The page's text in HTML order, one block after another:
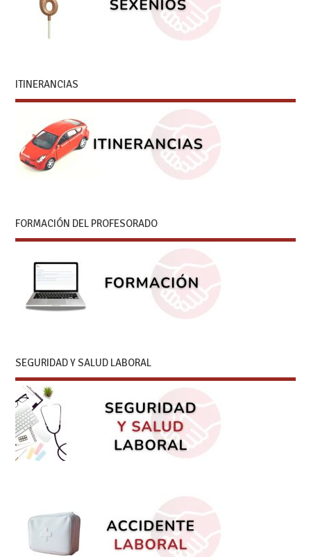
ITINERANCIAS
FORMACIÓN DEL PROFESORADO
SEGURIDAD Y SALUD LABORAL